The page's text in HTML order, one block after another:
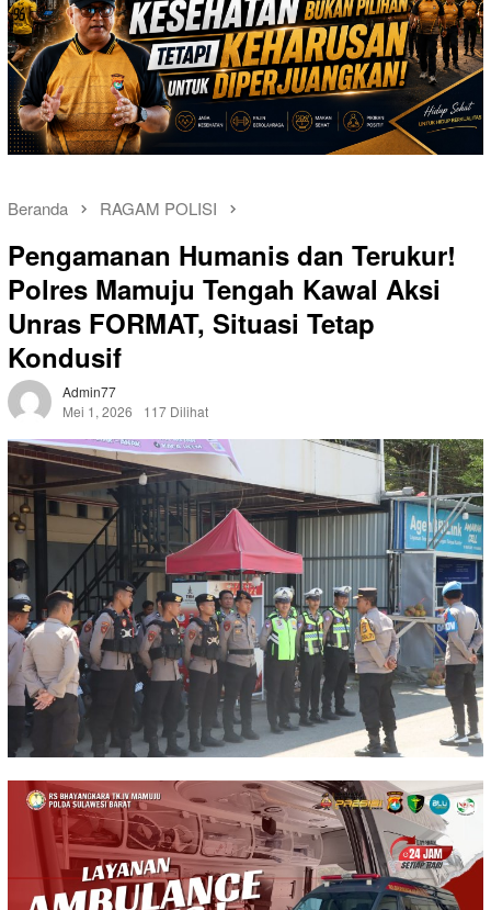
Beranda RAGAM POLISI
Pengamanan Humanis dan Terukur!
Polres Mamuju Tengah Kawal Aksi
Unras FORMAT, Situasi Tetap
Kondusif
Admin77
Mei 1, 2026
117 Dilihat